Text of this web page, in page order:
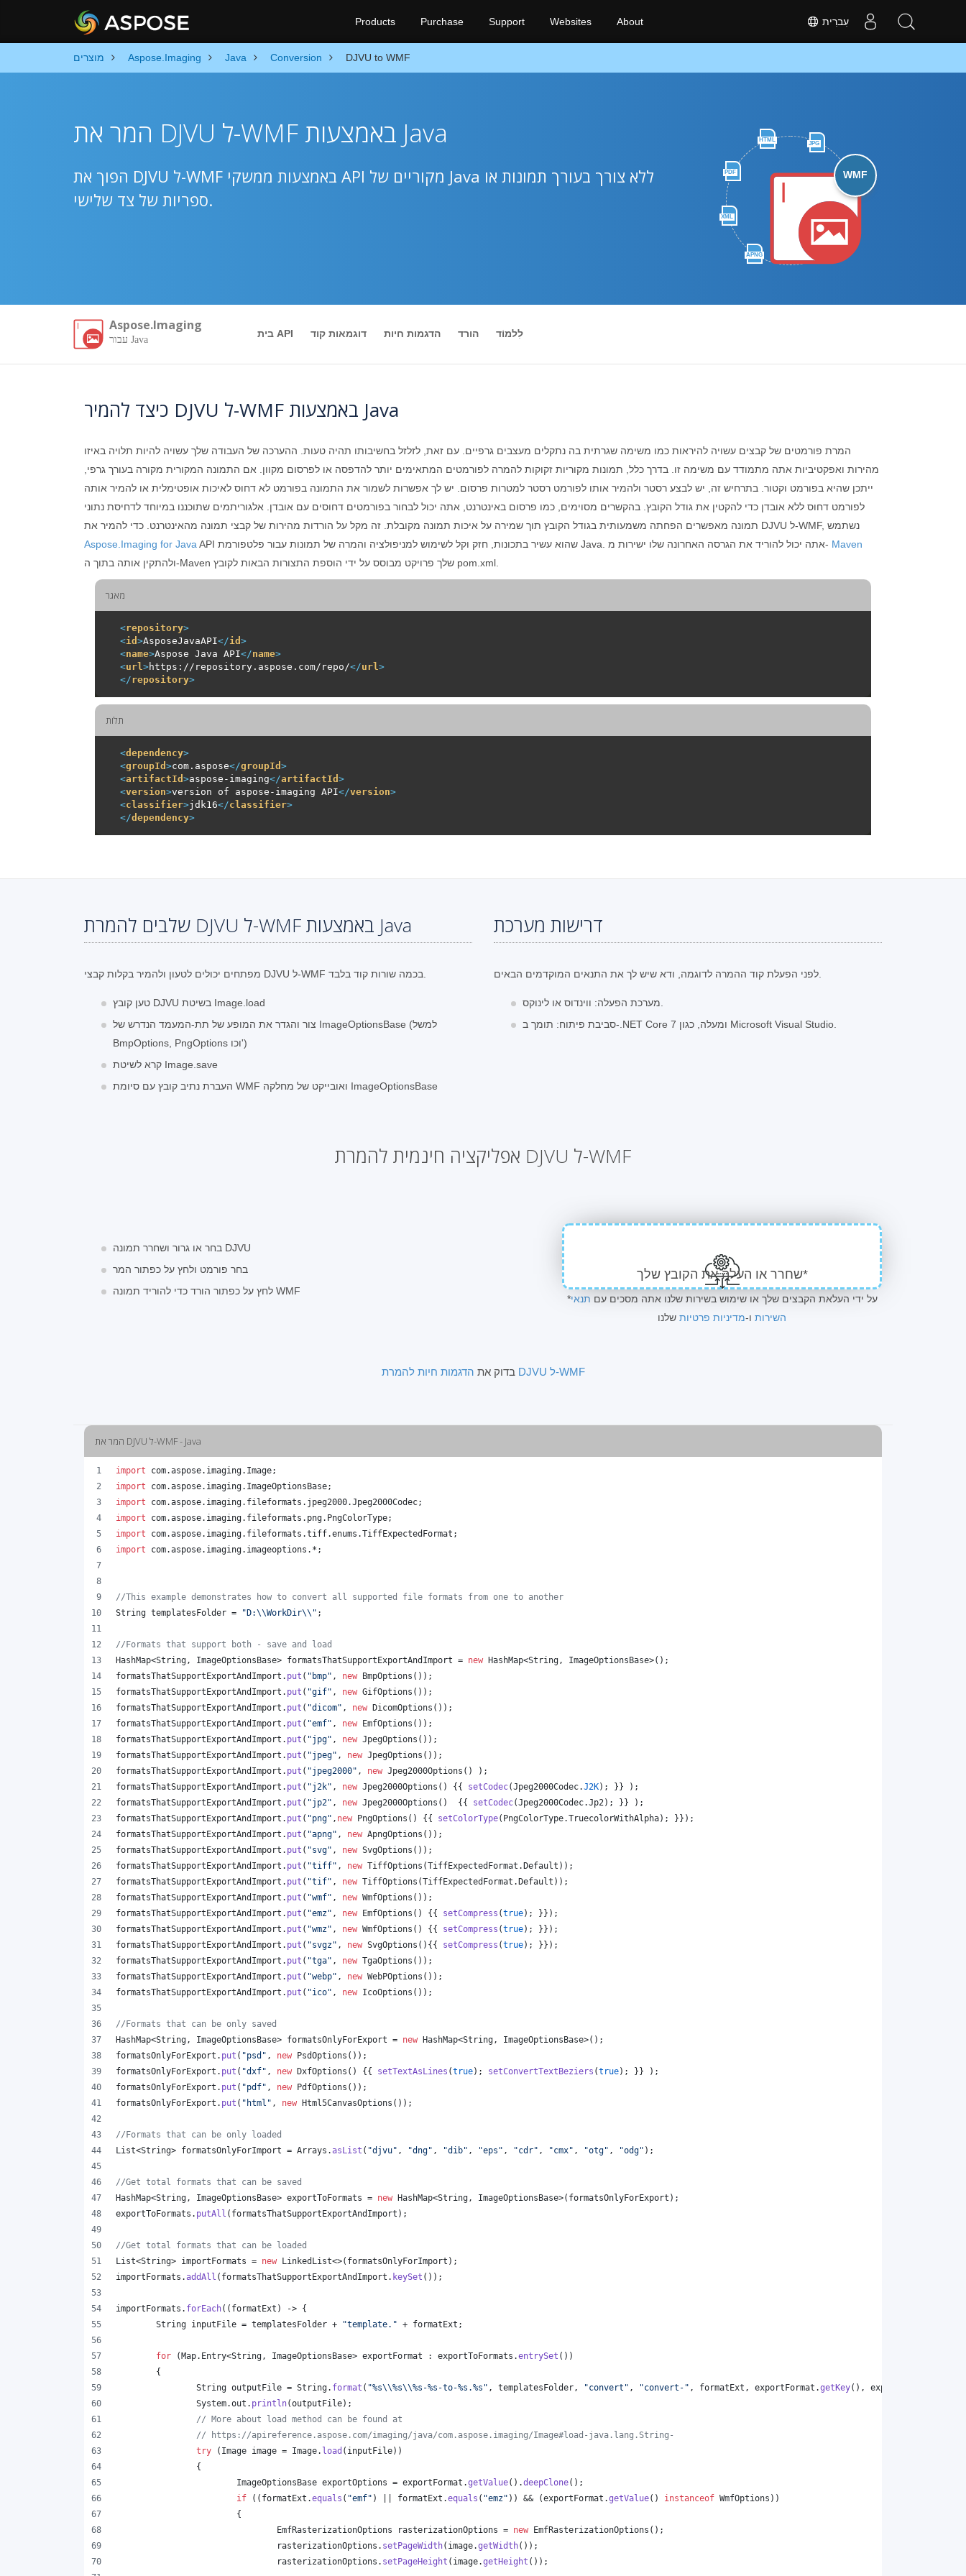
עִברִית Products Purchase Support Websites About
מוצרים Aspose.Imaging Java Conversion DJVU to WMF
HTML
JPG
PDF
XML
APNG
WMF
המר את DJVU ל-WMF באמצעות Java
הפוך את DJVU ל-WMF באמצעות ממשקי API מקוריים של Java ללא צורך בעורך תמונות או
ספריות של צד שלישי.
Aspose.Imaging
עבור Java
בית API דוגמאות קוד הדגמות חיות הורד לִלמוֹד
כיצד להמיר DJVU ל-WMF באמצעות Java
המרת פורמטים של קבצים עשויה להיראות כמו משימה שגרתית בה נתקלים מעצבים גרפיים. עם זאת, לזלזל בחשיבותו תהיה טעות. ההערכה של העבודה שלך עשויה להיות תלויה באיזו
מהירות ואפקטיביות אתה מתמודד עם משימה זו. בדרך כלל, תמונות מקוריות זקוקות להמרה לפורמטים המתאימים יותר להדפסה או לפרסום מקוון. אם התמונה המקורית מקורה בעורך גרפי,
ייתכן שהיא בפורמט וקטור. בתרחיש זה, יש לבצע רסטר ולהמיר אותו לפורמט רסטר למטרות פרסום. יש לך אפשרות לשמור את התמונה בפורמט לא דחוס לאיכות אופטימלית או להמיר אותה
לפורמט דחוס ללא אובדן כדי להקטין את גודל הקובץ. בהקשרים מסוימים, כמו פרסום באינטרנט, אתה יכול לבחור בפורמטים דחוסים עם אובדן. אלגוריתמים שתוכננו במיוחד לדחיסת נתוני
תמונה מאפשרים הפחתה משמעותית בגודל הקובץ תוך שמירה על איכות תמונה מקובלת. זה מקל על הורדות מהירות של קבצי תמונה מהאינטרנט. כדי להמיר את DJVU ל-WMF, נשתמש
Aspose.Imaging for Java
API שהוא עשיר בתכונות, חזק וקל לשימוש למניפולציה והמרה של תמונות עבור פלטפורמת Java. אתה יכול להוריד את הגרסה האחרונה שלו ישירות מ- Maven
ולהתקין אותה בתוך ה-Maven שלך פרויקט מבוסס על ידי הוספת התצורות הבאות לקובץ pom.xml.
מאגר
<repository>
<id >AsposeJavaAPI</id >
<name>Aspose Java API</name>
<url>https://repository.aspose.com/repo/</url>
</repository>
תלות
<dependency>
<groupId >com.aspose</groupId >
<artifactId >aspose-imaging</artifactId >
<version>version of aspose-imaging API</version>
<classifier>jdk16</classifier>
</dependency>
שלבים להמרת DJVU ל-WMF באמצעות Java
טען קובץ DJVU בשיטת Image.load
צור והגדר את המופע של תת-המעמד הנדרש של ImageOptionsBase (למשל
BmpOptions, PngOptions וכו')
קרא לשיטת Image.save
העברת נתיב קובץ עם סיומת WMF ואובייקט של מחלקה ImageOptionsBase
דרישות מערכת
סביבת פיתוח: תומך ב-.NET Core 7 ומעלה, כגון Microsoft Visual Studio.
אפליקציה חינמית להמרת DJVU ל-WMF
בחר או גרור ושחרר תמונה DJVU
בחר פורמט ולחץ על כפתור המר
לחץ על כפתור הורד כדי להוריד תמונה WMF
שחרר או העלה את הקובץ שלך*
*על ידי העלאת הקבצים שלך או שימוש בשירות שלנו אתה מסכים עם תנאי
השירות ו-מדיניות פרטיות שלנו
בדוק את הדגמות חיות להמרת DJVU ל-WMF
המר את DJVU ל-WMF - Java
import com.aspose. imaging. Image;
import
com.aspose. imaging. ImageOptionsBase;
import
com.aspose. imaging. fileformats . jpeg2000.Jpeg2000Codec;
import
com.aspose. imaging. fileformats . png. PngColorType;
import
com.aspose. imaging. fileformats .tiff.enums .TiffExpectedFormat ;
import
com.aspose. imaging. imageoptions .*;
//This example demonstrates how to convert all supported file formats from one to another
String templatesFolder = "D:\\WorkDir\\ " ;
//Formats that support both - save and load
HashMap<String, ImageOptionsBase> formatsThatSupportExportAndImport = new HashMap<String, ImageOptionsBase>();
formatsThatSupportExportAndImport . put ( "bmp" , new BmpOptions ());
formatsThatSupportExportAndImport . put ( "gif" , new GifOptions ());
formatsThatSupportExportAndImport . put ( "dicom" , new DicomOptions ());
formatsThatSupportExportAndImport . put ( "emf" , new EmfOptions ());
formatsThatSupportExportAndImport . put ( "jpg" , new JpegOptions ());
formatsThatSupportExportAndImport . put ( "jpeg" , new JpegOptions ());
formatsThatSupportExportAndImport . put ( "jpeg2000" , new Jpeg2000Options () );
formatsThatSupportExportAndImport . put ( "j2k" , new Jpeg2000Options () {{ setCodec(Jpeg2000Codec.J2K); }} );
formatsThatSupportExportAndImport . put ( "jp2" , new Jpeg2000Options ()  {{ setCodec(Jpeg2000Codec.Jp2); }} );
formatsThatSupportExportAndImport . put ( "png" , new PngOptions () {{ setColorType( PngColorType.TruecolorWithAlpha); }});
formatsThatSupportExportAndImport . put ( "apng" , new ApngOptions ());
formatsThatSupportExportAndImport . put ( "svg" , new SvgOptions ());
formatsThatSupportExportAndImport . put ( "tiff" , new TiffOptions (TiffExpectedFormat . Default ));
formatsThatSupportExportAndImport . put ( "tif" , new TiffOptions (TiffExpectedFormat . Default ));
formatsThatSupportExportAndImport . put ( "wmf" , new WmfOptions ());
formatsThatSupportExportAndImport . put ( "emz" , new EmfOptions () {{ setCompress (true); }});
formatsThatSupportExportAndImport . put ( "wmz" , new WmfOptions () {{ setCompress (true); }});
formatsThatSupportExportAndImport . put ( "svgz" , new SvgOptions (){{ setCompress (true); }});
formatsThatSupportExportAndImport . put ( "tga" , new TgaOptions ());
formatsThatSupportExportAndImport . put ( "webp" , new WebPOptions ());
formatsThatSupportExportAndImport . put ( "ico" , new IcoOptions ());
//Formats that can be only saved
HashMap<String, ImageOptionsBase> formatsOnlyForExport = new HashMap<String, ImageOptionsBase>();
formatsOnlyForExport . put ( "psd" , new PsdOptions ());
formatsOnlyForExport . put ( "dxf" , new DxfOptions () {{ setTextAsLines (true); setConvertTextBeziers (true); }} );
formatsOnlyForExport . put ( "pdf" , new PdfOptions ());
formatsOnlyForExport . put ( "html" , new Html5CanvasOptions ());
//Formats that can be only loaded
List<String> formatsOnlyForImport = Arrays .asList ( "djvu" , "dng" , "dib" , "eps" , "cdr" , "cmx" , "otg" , "odg" );
//Get total formats that can be saved
HashMap<String, ImageOptionsBase> exportToFormats = new HashMap<String, ImageOptionsBase>( formatsOnlyForExport );
exportToFormats . putAll ( formatsThatSupportExportAndImport );
//Get total formats that can be loaded
List<String> importFormats = new LinkedList<>( formatsOnlyForImport );
importFormats .addAll ( formatsThatSupportExportAndImport . keySet ());
importFormats . forEach(( formatExt ) -> {
String inputFile = templatesFolder + "template." + formatExt ;
for ( Map. Entry<String, ImageOptionsBase> exportFormat : exportToFormats .entrySet ())
	{
String outputFile = String. format ( "%s\\%s\\%s-%s-to-%s.%s" , templatesFolder, "convert" , "convert-" , formatExt , exportFormat .getKey(), exportFormat
System.out . println(outputFile);
// More about load method can be found at
// https://apireference.aspose.com/imaging/java/com.aspose.imaging/Image#load-java.lang.String-
try ( Image image = Image. load ( inputFile))
		{
ImageOptionsBase exportOptions = exportFormat .getValue().deepClone();
if (( formatExt .equals ( "emf" ) || formatExt .equals ( "emz" )) && (exportFormat .getValue() instanceof WmfOptions ))
			{
EmfRasterizationOptions
rasterizationOptions = new EmfRasterizationOptions ();
rasterizationOptions . setPageWidth( image.getWidth());
rasterizationOptions . setPageHeight ( image.getHeight ());